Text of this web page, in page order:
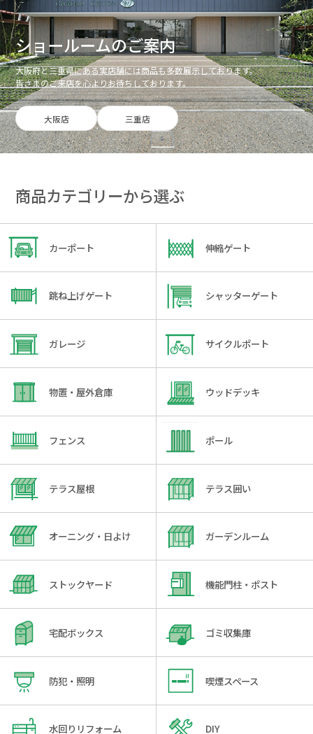
ショールームのご案内
大阪府と三重県にある実店舗には商品も多数展示しております。
皆さまのご来店を心よりお待ちしております。
大阪店 三重店
商品カテゴリーから選ぶ
カーポート 伸縮ゲート
跳ね上げゲート シャッターゲート
ガレージ サイクルポート
物置・屋外倉庫 ウッドデッキ
フェンス ポール
テラス屋根 テラス囲い
オーニング・日よけ ガーデンルーム
ストックヤード 機能門柱・ポスト
宅配ボックス ゴミ収集庫
防犯・照明 喫煙スペース
水回りリフォーム DIY